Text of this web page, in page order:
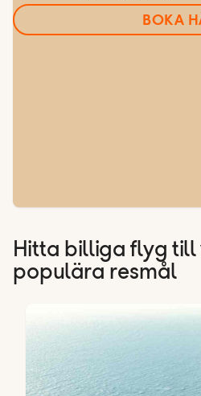
BOKA
Hitta billiga flyg till
populära resmål